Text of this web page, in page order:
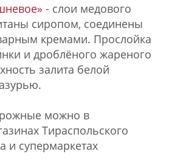
- слои медового
сиропом, соединены
кремами. Прослойка
и дроблёного жареного
залита белой
можно в
Тираспольского
и супермаркетах